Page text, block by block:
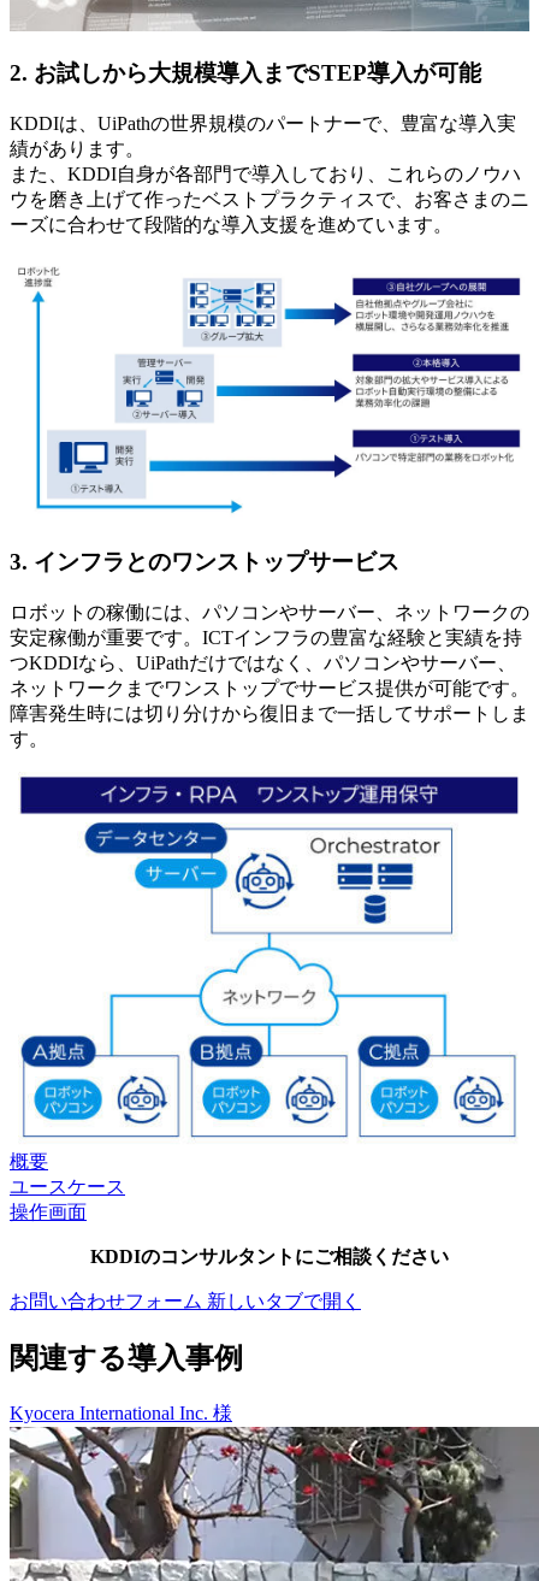
2. お試しから大規模導入までSTEP導入が可能
KDDIは、UiPathの世界規模のパートナーで、豊富な導入実
績があります。
また、KDDI自身が各部門で導入しており、これらのノウハ
ウを磨き上げて作ったベストプラクティスで、お客さまのニ
ーズに合わせて段階的な導入支援を進めています。
3. インフラとのワンストップサービス
ロボットの稼働には、パソコンやサーバー、ネットワークの
安定稼働が重要です。ICTインフラの豊富な経験と実績を持
つKDDIなら、UiPathだけではなく、パソコンやサーバー、
ネットワークまでワンストップでサービス提供が可能です。
障害発生時には切り分けから復旧まで一括してサポートしま
す。
概要
ユースケース
操作画面
KDDIのコンサルタントにご相談ください
お問い合わせフォーム 新しいタブで開く
関連する導入事例
Kyocera International Inc. 様